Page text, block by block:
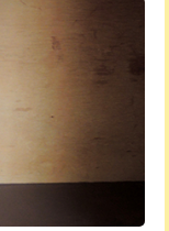
11,000円~
55,000円
8,800円
11,000円